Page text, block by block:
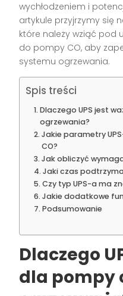
wychłodzeniem i
artykule przyjrzymy się
które należy wziąć pod
do pompy CO, aby
systemu ogrzewania.
Spis treści
Dlaczego UPS jest
ogrzewania?
Jakie parametry
CO?
Jak obliczyć
Jaki czas
Czy typ UPS-a ma
Jakie dodatkowe
Podsumowanie
Dlaczego
dla pompy